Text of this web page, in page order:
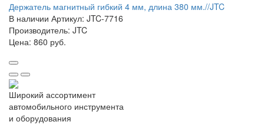
Держатель магнитный гибкий 4 мм, длина 380 мм.//JTC
В наличии Артикул: JTC-7716
Производитель: JTC
Цена: 860 руб.
Широкий ассортимент
автомобильного инструмента
и оборудования